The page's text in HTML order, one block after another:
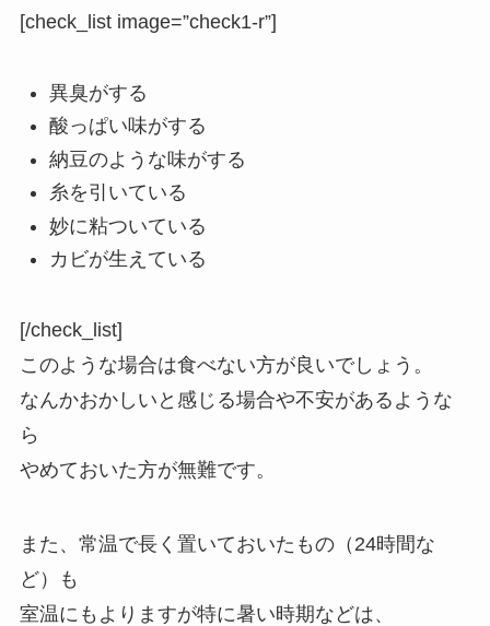
[check_list image=”check1-r”]
異臭がする
酸っぱい味がする
納豆のような味がする
糸を引いている
妙に粘ついている
カビが生えている
[/check_list]
このような場合は食べない方が良いでしょう。
なんかおかしいと感じる場合や不安があるような
ら
やめておいた方が無難です。
また、常温で長く置いておいたもの（24時間な
ど）も
室温にもよりますが特に暑い時期などは、